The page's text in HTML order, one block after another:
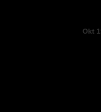
Okt